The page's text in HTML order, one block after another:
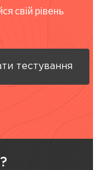
свій рівень
тестування